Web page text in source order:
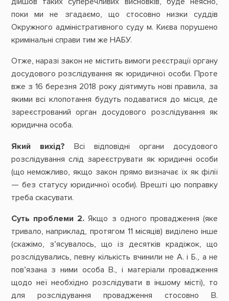
поки ми не згадаємо, що стосовно низки суддів
Окружного адміністративного суду м. Києва порушено
кримінальні справи тим же НАБУ.
Отже, наразі закон не містить вимоги реєстрації органу
досудового розслідування як юридичної особи. Проте
вже з 16 березня 2018 року діятимуть нові правила, за
якими всі клопотання будуть подаватися до місця, де
зареєстрований орган досудового розслідування як
юридична особа.
Який вихід? Всі відповідні органи досудового
розслідування слід зареєструвати як юридичні особи
(що неможливо, якщо закон прямо визначає їх як філії
— без статусу юридичної особи). Врешті цю поправку
треба скасувати.
Суть проблеми2. Якщо з одного провадження (яке
тривало, наприклад, протягом 11 місяців) виділено інше
(скажімо, з’ясувалось, що із десятків крадіжок, що
розслідувались, певну кількість вчинили не А. і Б., а не
пов’язана з ними особа В., і матеріали провадження
щодо неї необхідно розслідувати в іншому місті), то
для розслідування провадження стосовно В.